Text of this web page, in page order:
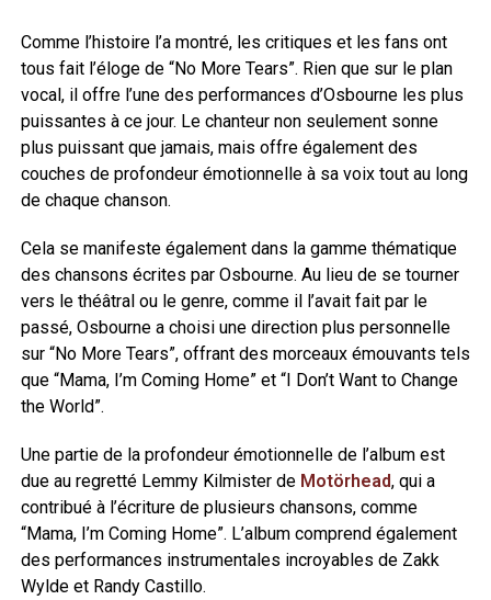
Comme l’histoire l’a montré, les critiques et les fans ont
tous fait l’éloge de “No More Tears”. Rien que sur le plan
vocal, il offre l’une des performances d’Osbourne les plus
puissantes à ce jour. Le chanteur non seulement sonne
plus puissant que jamais, mais offre également des
couches de profondeur émotionnelle à sa voix tout au long
de chaque chanson.
Cela se manifeste également dans la gamme thématique
des chansons écrites par Osbourne. Au lieu de se tourner
vers le théâtral ou le genre, comme il l’avait fait par le
passé, Osbourne a choisi une direction plus personnelle
sur “No More Tears”, offrant des morceaux émouvants tels
que “Mama, I’m Coming Home” et “I Don’t Want to Change
the World”.
Une partie de la profondeur émotionnelle de l’album est
due au regretté Lemmy Kilmister de Motörhead, qui a
contribué à l’écriture de plusieurs chansons, comme
“Mama, I’m Coming Home”. L’album comprend également
des performances instrumentales incroyables de Zakk
Wylde et Randy Castillo.